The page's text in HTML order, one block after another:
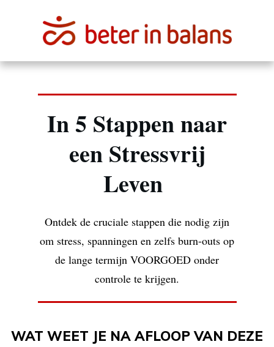
In 5 Stappen naar
een Stressvrij
Leven
Ontdek de cruciale stappen die nodig zijn
om stress, spanningen en zelfs burn-outs op
de lange termijn VOORGOED onder
controle te krijgen.
WAT WEET JE NA AFLOOP VAN DEZE